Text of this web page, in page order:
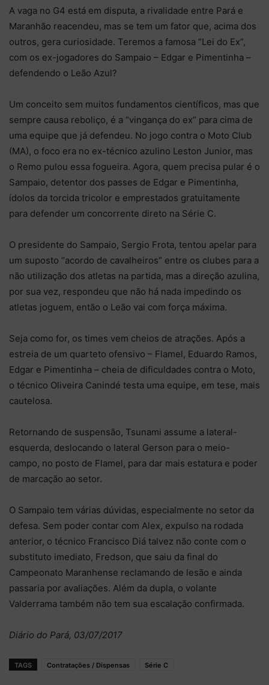
A vaga no G4 está em disputa, a rivalidade entre Pará e
Maranhão reacendeu, mas se tem um fator que, acima dos
outros, gera curiosidade. Teremos a famosa “Lei do Ex”,
com os ex-jogadores do Sampaio – Edgar e Pimentinha –
defendendo o Leão Azul?
Um conceito sem muitos fundamentos científicos, mas que
sempre causa reboliço, é a “vingança do ex” para cima de
uma equipe que já defendeu. No jogo contra o Moto Club
(MA), o foco era no ex-técnico azulino Leston Junior, mas
o Remo pulou essa fogueira. Agora, quem precisa pular é o
Sampaio, detentor dos passes de Edgar e Pimentinha,
ídolos da torcida tricolor e emprestados gratuitamente
para defender um concorrente direto na Série C.
O presidente do Sampaio, Sergio Frota, tentou apelar para
um suposto “acordo de cavalheiros” entre os clubes para a
não utilização dos atletas na partida, mas a direção azulina,
por sua vez, respondeu que não há nada impedindo os
atletas joguem, então o Leão vai com força máxima.
Seja como for, os times vem cheios de atrações. Após a
estreia de um quarteto ofensivo – Flamel, Eduardo Ramos,
Edgar e Pimentinha – cheia de dificuldades contra o Moto,
o técnico Oliveira Canindé testa uma equipe, em tese, mais
cautelosa.
Retornando de suspensão, Tsunami assume a lateral-
esquerda, deslocando o lateral Gerson para o meio-
campo, no posto de Flamel, para dar mais estatura e poder
de marcação ao setor.
O Sampaio tem várias dúvidas, especialmente no setor da
defesa. Sem poder contar com Alex, expulso na rodada
anterior, o técnico Francisco Diá talvez não conte com o
substituto imediato, Fredson, que saiu da final do
Campeonato Maranhense reclamando de lesão e ainda
passaria por avaliações. Além da dupla, o volante
Valderrama também não tem sua escalação confirmada.
Diário do Pará, 03/07/2017
TAGS Contratações / Dispensas Série C